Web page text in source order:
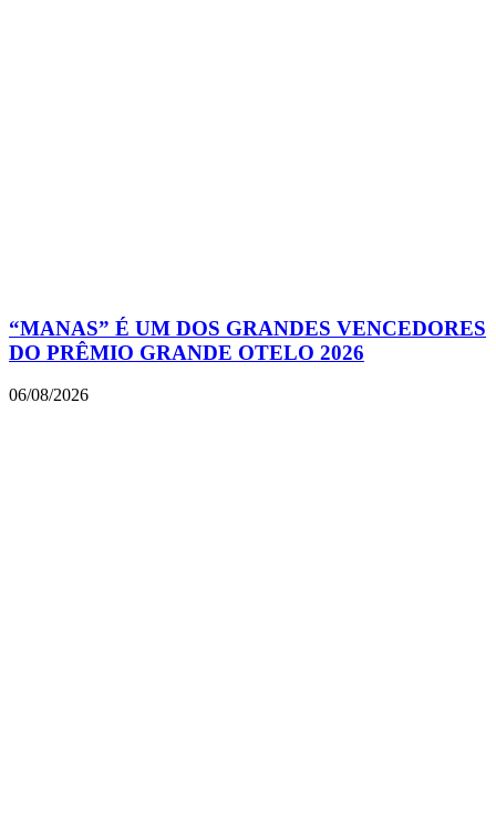
“MANAS” É UM DOS GRANDES VENCEDORES
DO PRÊMIO GRANDE OTELO 2026
06/08/2026